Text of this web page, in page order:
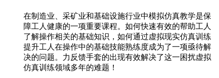
在制造业、采矿业和基础设施行业中模拟仿真教学是保
障工人健康的一项重要课程。如何快速有效的帮助工人
了解操作相关的基础知识，如何通过虚拟现实仿真训练
提升工人在操作中的基础技能熟练度成为了一项亟待解
决的问题。力反馈手套的出现有效解决了这一困扰虚拟
仿真训练领域多年的难题！